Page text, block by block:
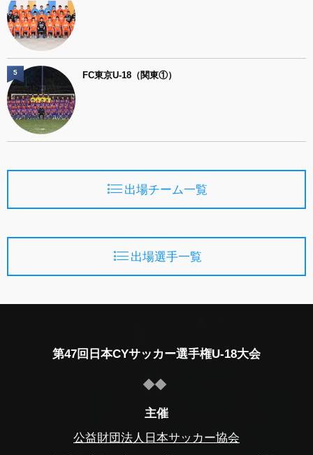
FC東京U-18（関東①）
5
出場チーム一覧
出場選手一覧
第47回日本CYサッカー選手権U-18大会
主催
公益財団法人日本サッカー協会